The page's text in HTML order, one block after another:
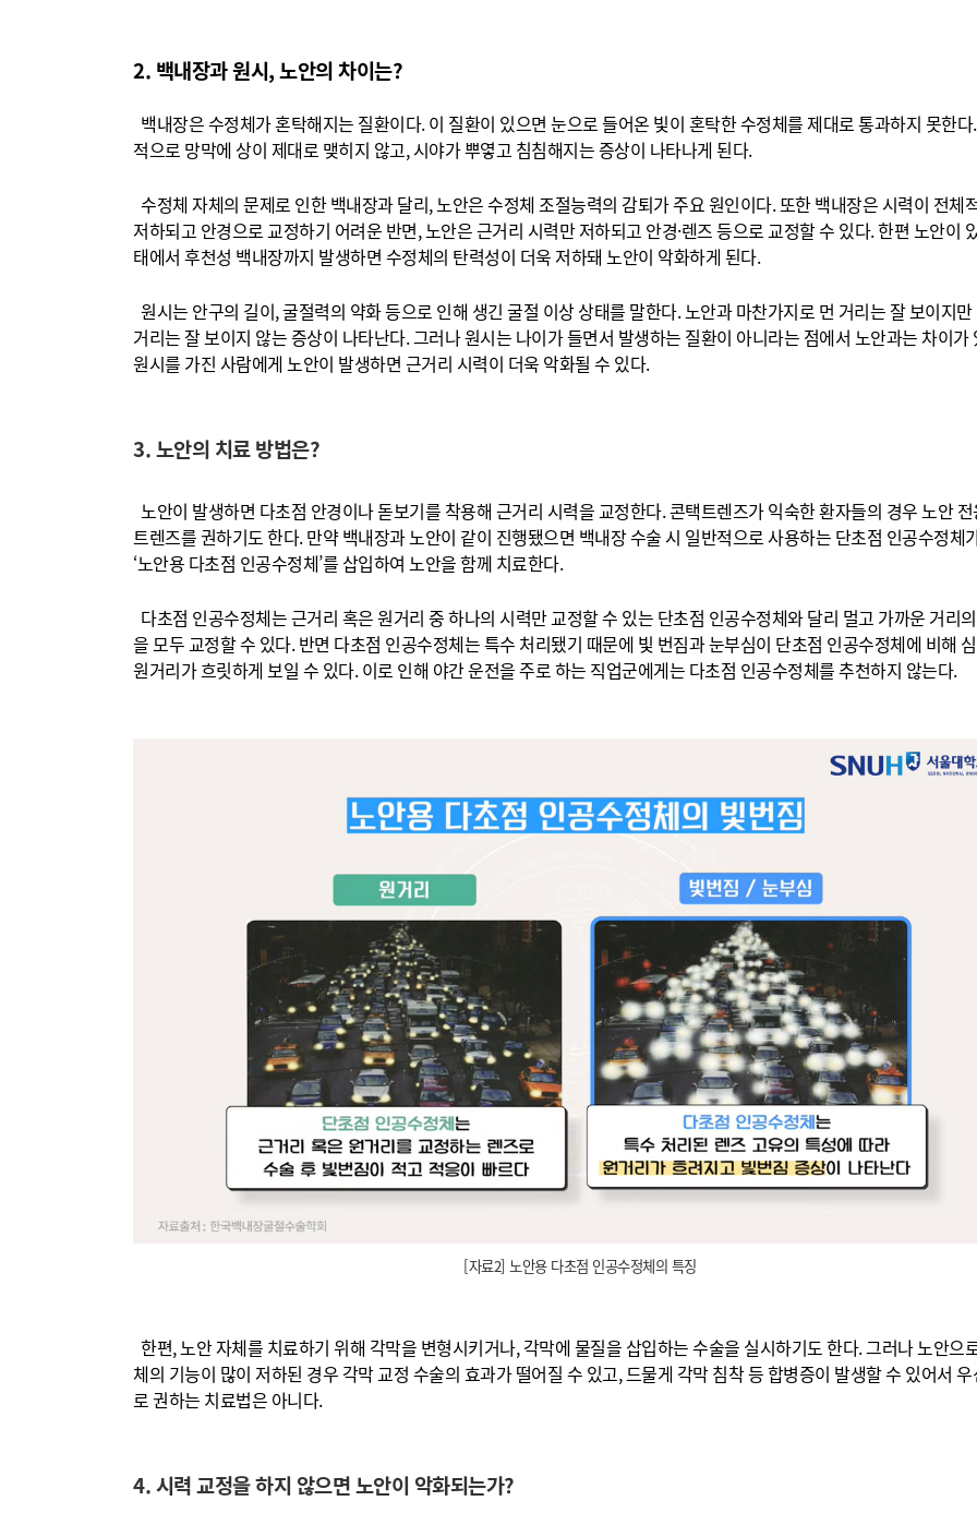
2. 백내장과 원시, 노안의 차이는?
백내장은 수정체가 혼탁해지는 질환이다. 이 질환이 있으면 눈으로 들어온 빛이 혼탁한 수정체를 제대로 통과하지 못한
적으로 망막에 상이 제대로 맺히지 않고, 시야가 뿌옇고 침침해지는 증상이 나타나게 된다.
수정체 자체의 문제로 인한 백내장과 달리, 노안은 수정체 조절능력의 감퇴가 주요 원인이다. 또한 백내장은 시력이 전체
저하되고 안경으로 교정하기 어려운 반면, 노안은 근거리 시력만 저하되고 안경·렌즈 등으로 교정할 수 있다. 한편 노안이
태에서 후천성 백내장까지 발생하면 수정체의 탄력성이 더욱 저하돼 노안이 악화하게 된다.
원시는 안구의 길이, 굴절력의 약화 등으로 인해 생긴 굴절 이상 상태를 말한다. 노안과 마찬가지로 먼 거리는 잘 보이지
거리는 잘 보이지 않는 증상이 나타난다. 그러나 원시는 나이가 들면서 발생하는 질환이 아니라는 점에서 노안과는 차이가
원시를 가진 사람에게 노안이 발생하면 근거리 시력이 더욱 악화될 수 있다.
3. 노안의 치료 방법은?
노안이 발생하면 다초점 안경이나 돋보기를 착용해 근거리 시력을 교정한다. 콘택트렌즈가 익숙한 환자들의 경우 노안
트렌즈를 권하기도 한다. 만약 백내장과 노안이 같이 진행됐으면 백내장 수술 시 일반적으로 사용하는 단초점 인공수정체
‘노안용 다초점 인공수정체’를 삽입하여 노안을 함께 치료한다.
다초점 인공수정체는 근거리 혹은 원거리 중 하나의 시력만 교정할 수 있는 단초점 인공수정체와 달리 멀고 가까운 거리
을 모두 교정할 수 있다. 반면 다초점 인공수정체는 특수 처리됐기 때문에 빛 번짐과 눈부심이 단초점 인공수정체에 비해
원거리가 흐릿하게 보일 수 있다. 이로 인해 야간 운전을 주로 하는 직업군에게는 다초점 인공수정체를 추천하지 않는다.
[자료2] 노안용 다초점 인공수정체의 특징
한편, 노안 자체를 치료하기 위해 각막을 변형시키거나, 각막에 물질을 삽입하는 수술을 실시하기도 한다. 그러나 노안으
체의 기능이 많이 저하된 경우 각막 교정 수술의 효과가 떨어질 수 있고, 드물게 각막 침착 등 합병증이 발생할 수 있어서
로 권하는 치료법은 아니다.
4. 시력 교정을 하지 않으면 노안이 악화되는가?